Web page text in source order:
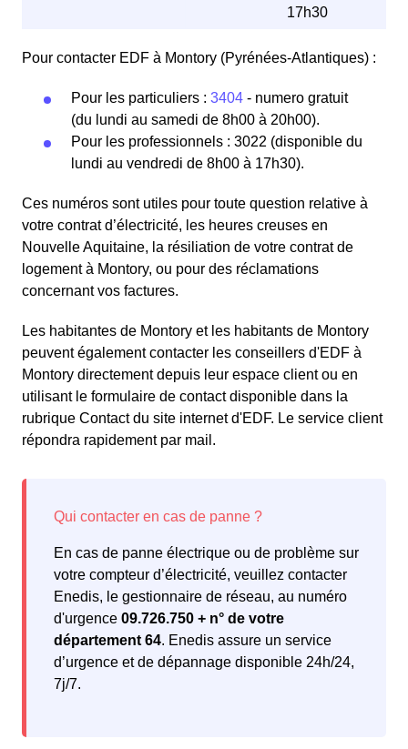
17h30
Pour contacter EDF à Montory (Pyrénées-Atlantiques) :
Pour les particuliers : 3404 - numero gratuit
(du lundi au samedi de 8h00 à 20h00).
Pour les professionnels : 3022 (disponible du
lundi au vendredi de 8h00 à 17h30).
Ces numéros sont utiles pour toute question relative à
votre contrat d’électricité, les heures creuses en
Nouvelle Aquitaine, la résiliation de votre contrat de
logement à Montory, ou pour des réclamations
concernant vos factures.
Les habitantes de Montory et les habitants de Montory
peuvent également contacter les conseillers d'EDF à
Montory directement depuis leur espace client ou en
utilisant le formulaire de contact disponible dans la
rubrique Contact du site internet d'EDF. Le service client
répondra rapidement par mail.
En cas de panne électrique ou de problème sur
votre compteur d’électricité, veuillez contacter
Enedis, le gestionnaire de réseau, au numéro
d'urgence 09.726.750 + n° de votre
département 64. Enedis assure un service
d’urgence et de dépannage disponible 24h/24,
7j/7.